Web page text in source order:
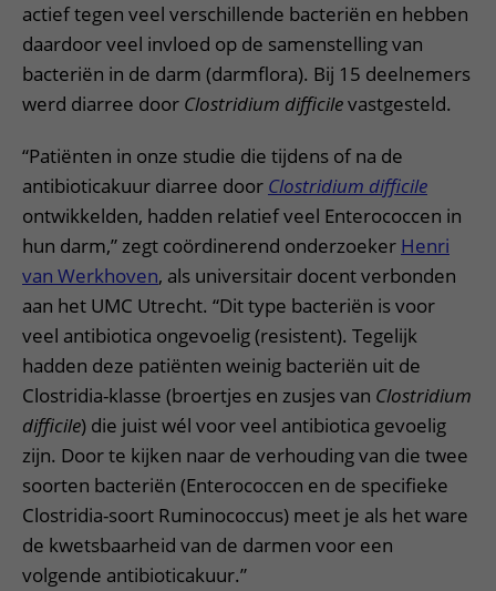
actief tegen veel verschillende bacteriën en hebben
daardoor veel invloed op de samenstelling van
bacteriën in de darm (darmflora). Bij 15 deelnemers
werd diarree door Clostridium difficilevastgesteld.
“Patiënten in onze studie die tijdens of na de
antibioticakuur diarree door Clostridium difficile
ontwikkelden, hadden relatief veel Enterococcen in
hun darm,” zegt coördinerend onderzoeker Henri
van Werkhoven, als universitair docent verbonden
aan het UMC Utrecht. “Dit type bacteriën is voor
veel antibiotica ongevoelig (resistent). Tegelijk
hadden deze patiënten weinig bacteriën uit de
Clostridia-klasse (broertjes en zusjes van Clostridium
difficile) die juist wél voor veel antibiotica gevoelig
zijn. Door te kijken naar de verhouding van die twee
soorten bacteriën (Enterococcen en de specifieke
Clostridia-soort Ruminococcus) meet je als het ware
de kwetsbaarheid van de darmen voor een
volgende antibioticakuur.”